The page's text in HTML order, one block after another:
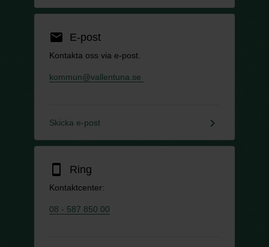
email E-post
Kontakta oss via e-post.
kommun@vallentuna.se
Skicka e-post keyboard_arrow_right
smartphone Ring
Kontaktcenter:
08 - 587 850 00